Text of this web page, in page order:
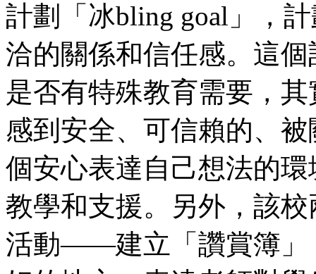
計劃「冰bling goal」，
洽的關係和信任感。這
是否有特殊教育需要，
感到安全、可信賴的、
個安心表達自己想法的
教學和支援。另外，該
活動——建立「讚賞簿」